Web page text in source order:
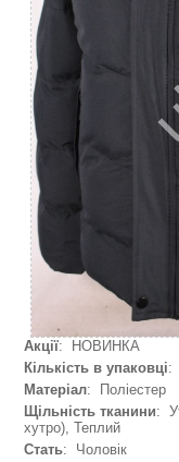
Акції: НОВИНКА
Кількість в упаковці:
Матеріал: Поліестер
Щільність тканини:
хутро), Теплий
Стать: Чоловік